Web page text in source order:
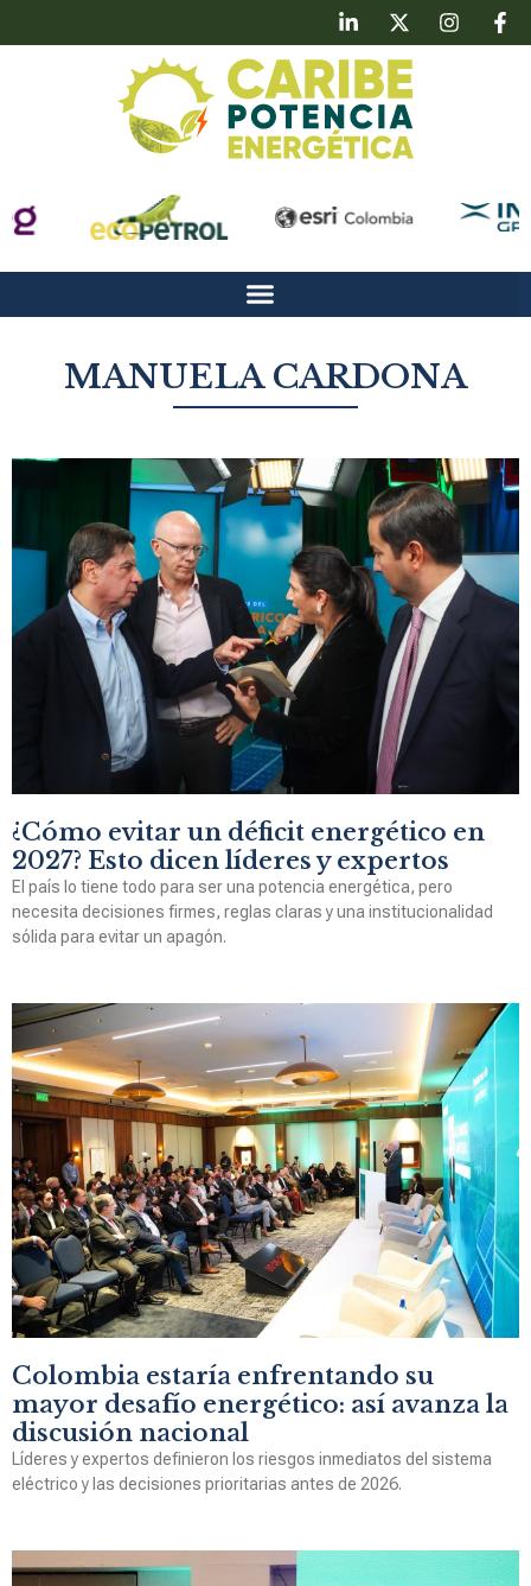
MANUELA CARDONA
¿Cómo evitar un déficit energético en
2027? Esto dicen líderes y expertos
El país lo tiene todo para ser una potencia energética, pero
necesita decisiones firmes, reglas claras y una institucionalidad
sólida para evitar un apagón.
Colombia estaría enfrentando su
mayor desafío energético: así avanza la
discusión nacional
Líderes y expertos definieron los riesgos inmediatos del sistema
eléctrico y las decisiones prioritarias antes de 2026.